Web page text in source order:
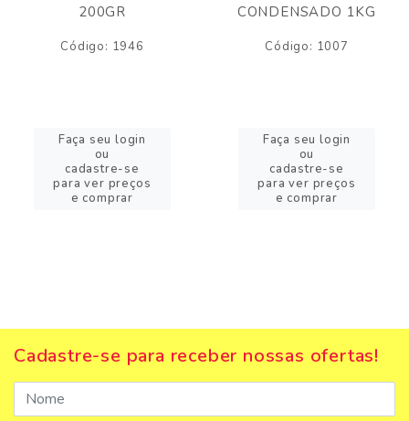
200GR
Código: 1946
Faça seu login
ou
cadastre-se
para ver preços
e comprar
CONDENSADO 1KG
Código: 1007
Faça seu login
ou
cadastre-se
para ver preços
e comprar
Cadastre-se para receber nossas ofertas!